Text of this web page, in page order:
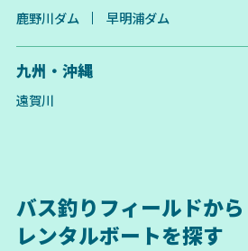
鹿野川ダム
早明浦ダム
九州・沖縄
遠賀川
バス釣りフィールドから
レンタルボートを探す